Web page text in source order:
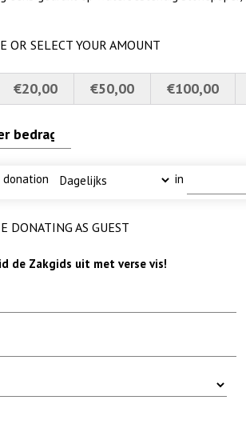
OR SELECT YOUR AMOUNT
€20,00 €50,00 €100,00
donation in
DONATING AS GUEST
de Zakgids uit met verse vis!